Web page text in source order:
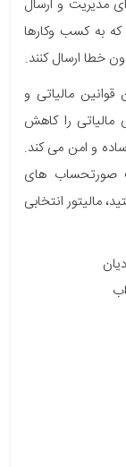
مدیریت و ارسال
به کسب وکارها
خطا ارسال کنند.
قوانین مالیاتی و
مالیاتی را کاهش
ساده و امن می کند.
صورتحساب های
مالیتور انتخابی